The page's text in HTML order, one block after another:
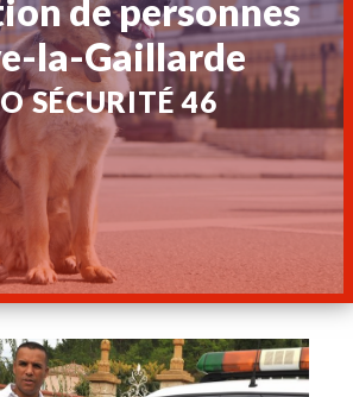
de personnes
la-Gaillarde
SÉCURITÉ 46